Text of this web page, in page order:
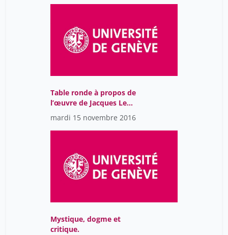
schubert paul
thévenoz luc
Ávila Núria Rodríguez
Table ronde à propos de
l’œuvre de Jacques Le
Brun, en présence de
l’auteur : Mystique et
psychanalyse :
mardi 15 novembre 2016
Mystique, dogme et
critique.